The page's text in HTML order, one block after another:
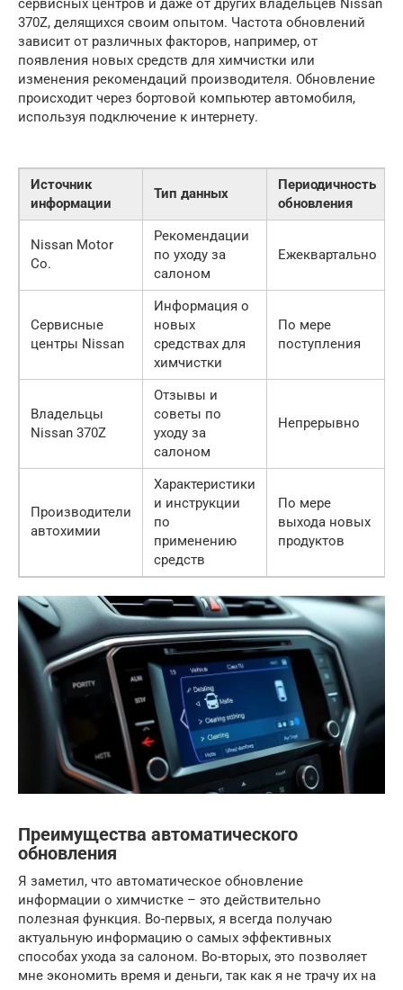
сервисных центров и даже от других владельцев Nissan
370Z, делящихся своим опытом. Частота обновлений
зависит от различных факторов, например, от
появления новых средств для химчистки или
изменения рекомендаций производителя. Обновление
происходит через бортовой компьютер автомобиля,
используя подключение к интернету.
Источник
информации
Тип данных
Периодичность
обновления
Nissan Motor
Co.
Рекомендации
по уходу за
салоном
Ежеквартально
Сервисные
центры Nissan
Информация о
новых
средствах для
химчистки
По мере
поступления
Владельцы
Nissan 370Z
Отзывы и
советы по
уходу за
салоном
Непрерывно
Производители
автохимии
Характеристики
и инструкции
по
применению
средств
По мере
выхода новых
продуктов
Преимущества автоматического
обновления
Я заметил, что автоматическое обновление
информации о химчистке – это действительно
полезная функция. Во-первых, я всегда получаю
актуальную информацию о самых эффективных
способах ухода за салоном. Во-вторых, это позволяет
мне экономить время и деньги, так как я не трачу их на